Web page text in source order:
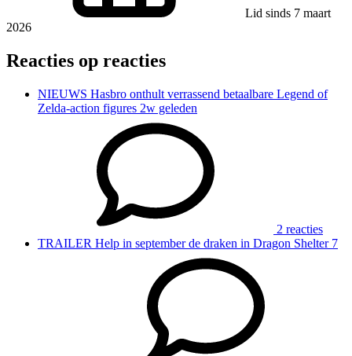
Lid sinds 7 maart
2026
Reacties op reacties
NIEUWS Hasbro onthult verrassend betaalbare Legend of
Zelda-action figures 2w geleden
2 reacties
TRAILER Help in september de draken in Dragon Shelter 7